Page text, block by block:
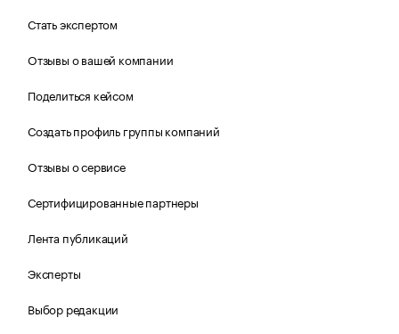
Стать экспертом
Отзывы о вашей компании
Поделиться кейсом
Создать профиль группы компаний
Отзывы о сервисе
Сертифицированные партнеры
Лента публикаций
Эксперты
Выбор редакции